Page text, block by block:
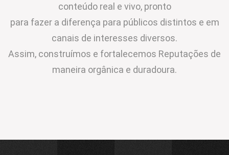
conteúdo real e vivo, pronto
para fazer a diferença para públicos distintos e em
canais de interesses diversos.
Assim, construímos e fortalecemos Reputações de
maneira orgânica e duradoura.